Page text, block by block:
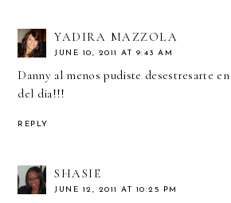
YADIRA MAZZOLA
JUNE 10, 2011 AT 9:43 AM
Danny al menos pudiste desestresarte
del dia!!!
REPLY
SHASIE
JUNE 12, 2011 AT 10:25 PM